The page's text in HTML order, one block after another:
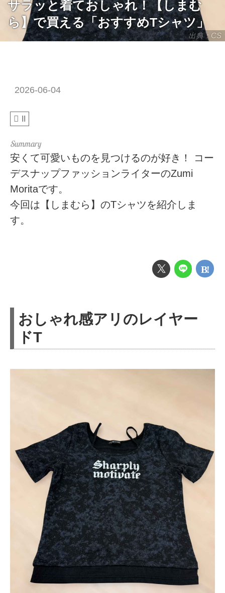
出典：CS
サラッと着ておしゃれ！【しまむ
ら】で買える「おすすめTシャツ」
2026-06-04
安くて可愛いものを見つけるのが好き！ コー
デスナップファッションライターのZumi
Moritaです。
今回は【しまむら】のTシャツを紹介しま
す。
おしゃれ感アリのレイヤー
ドT